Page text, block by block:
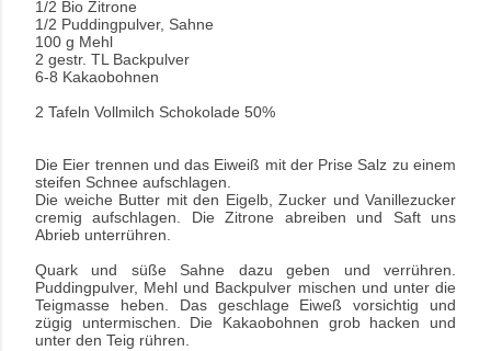
1/2 Bio Zitrone
1/2 Puddingpulver, Sahne
100 g Mehl
2 gestr. TL Backpulver
6-8 Kakaobohnen
2 Tafeln Vollmilch Schokolade 50%
Die Eier trennen und das Eiweiß mit der Prise Salz zu einem
steifen Schnee aufschlagen.
Die weiche Butter mit den Eigelb, Zucker und Vanillezucker
cremig aufschlagen. Die Zitrone abreiben und Saft uns
Abrieb unterrühren.
Quark und süße Sahne dazu geben und verrühren.
Puddingpulver, Mehl und Backpulver mischen und unter die
Teigmasse heben. Das geschlage Eiweß vorsichtig und
zügig untermischen. Die Kakaobohnen grob hacken und
unter den Teig rühren.